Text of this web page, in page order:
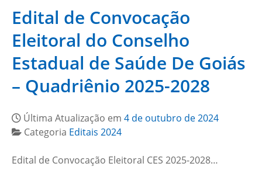
Edital de Convocação
Eleitoral do Conselho
Estadual de Saúde De Goiás
– Quadriênio 2025-2028
Última Atualização em 4 de outubro de 2024
Categoria Editais 2024
Edital de Convocação Eleitoral CES 2025-2028…